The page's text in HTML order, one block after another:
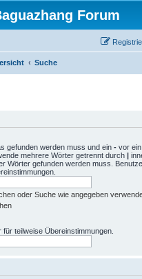
Forum
Suche
gefunden werden muss und ein - vor
mehrere Wörter getrennt durch |
Wörter gefunden werden muss.
oder Suche wie angegeben
teilweise Übereinstimmungen.